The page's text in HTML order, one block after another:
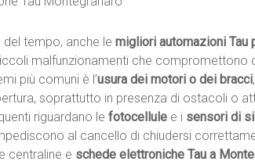
del tempo, anche le migliori automazioni Tau
malfunzionamenti che compromettono
più comuni è l’usura dei motori o dei bracci
soprattutto in presenza di ostacoli o
riguardano le fotocellule e i sensori di
al cancello di chiudersi
centraline e schede elettroniche Tau a